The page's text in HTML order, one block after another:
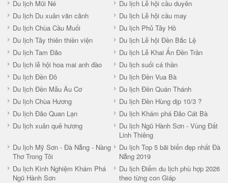
Du lịch Mũi Né
Du lịch Lễ hội cầu duyên
Du lịch Du xuân vãn cảnh
Du lịch Lễ hội cầu may
Du lịch Chùa Cầu Muối
Du lịch Phủ Tây Hồ
Du lịch Tây thiên thiền viện
Du lịch Lễ hội Đền Bắc Lệ
Du lịch Tam Đảo
Du lịch Lễ Khai Ấn Đền Trần
Du lịch lễ hội hoa mai anh đào
Du lịch suối cá thần
Du lịch Đền Đô
Du lịch Đền Vua Bà
Du lịch Đền Mẫu Âu Cơ
Du lịch Đền Quán Thánh
Du lịch Chùa Hương
Du lịch Đền Hùng dịp 10/3 ?
Du lịch Đảo Quan Lạn
Du lịch Khám phá Đảo Cát Bà
Du lịch xuân quê hương
Du lịch Ngũ Hành Sơn - Vùng Đất
Linh Thiêng
Du lịch Mỹ Sơn - Đà Nẵng - Nàng
Thơ Trong Tôi
Du lịch Top 5 bãi biển đẹp nhất Đà
Nẵng 2019
Du lịch Kinh Nghiệm Khám Phá
Ngũ Hành Sơn
Du lịch Điểm du lịch phù hợp 2026
theo từng con Giáp